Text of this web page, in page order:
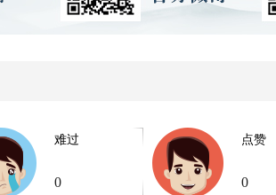
难过
0
点赞
0